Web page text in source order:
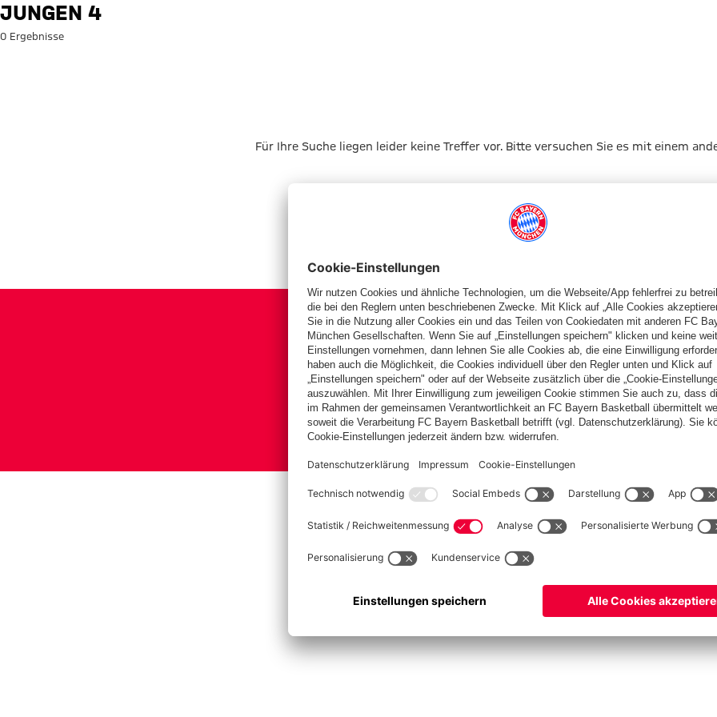
Suche: Jungen 4
JUNGEN 4
0 Ergebnisse
Für Ihre Suche liegen leider keine Treffer vor. Bitte versuchen Sie es mit einem
Basketball Frauen Handball Schach Schiedsrichter Seniorenfußball
Impressum Datenschutz Nutzungsbedingungen Barrierefreiheit